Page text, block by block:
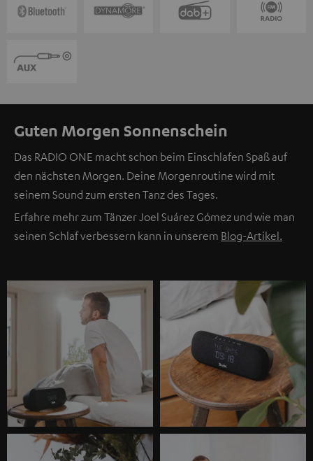
Guten Morgen Sonnenschein
Das RADIO ONE macht schon beim Einschlafen Spaß auf
den nächsten Morgen. Deine Morgenroutine wird mit
seinem Sound zum ersten Tanz des Tages.
Erfahre mehr zum Tänzer Joel Suárez Gómez und wie man
seinen Schlaf verbessern kann in unserem Blog-Artikel.